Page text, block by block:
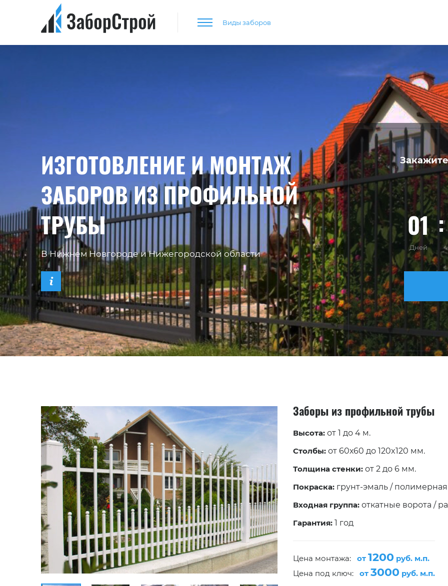
Виды заборов
ИЗГОТОВЛЕНИЕ И МОНТАЖ
ЗАБОРОВ ИЗ ПРОФИЛЬНОЙ
ТРУБЫ
В Нижнем Новгороде и Нижегородской области
01
Дней
Заборы из профильной трубы
Высота: от 1 до 4 м.
Столбы: от 60х60 до 120x120 мм.
Толщина стенки: от 2 до 6 мм.
Покраска: грунт-эмаль / полимерная
Входная группа: откатные ворота /
Гарантия: 1 год
Цена монтажа:от1200 руб. м.п.
Цена под ключ:от3000 руб. м.п.